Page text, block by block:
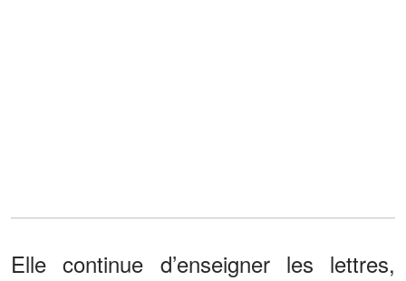
Elle continue d’enseigner les lettres,